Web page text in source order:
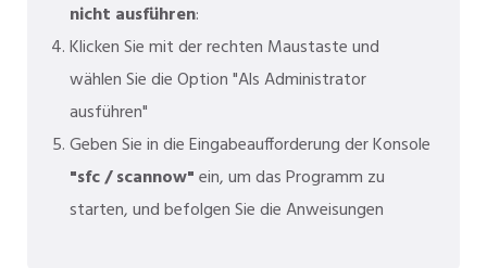
nicht ausführen:
Klicken Sie mit der rechten Maustaste und
wählen Sie die Option "Als Administrator
ausführen"
Geben Sie in die Eingabeaufforderung der Konsole
"sfc / scannow"ein, um das Programm zu
starten, und befolgen Sie die Anweisungen